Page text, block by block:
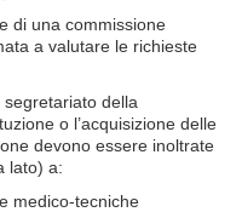
di una commissione
a valutare le richieste
segretariato della
o l’acquisizione delle
devono essere inoltrate
lato) a:
medico-tecniche